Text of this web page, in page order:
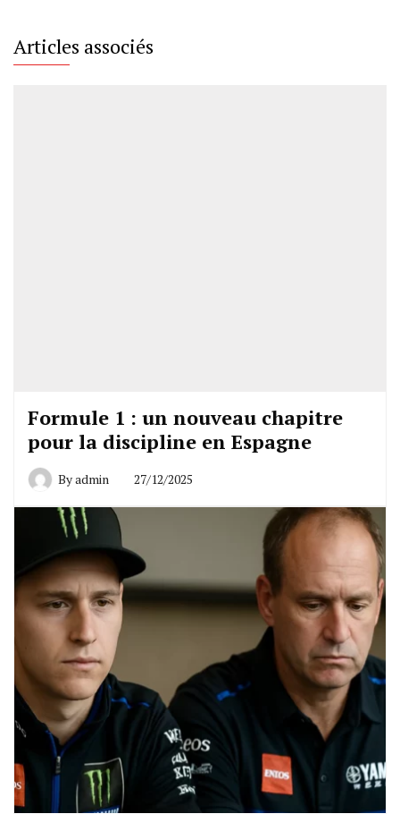
Articles associés
Formule 1 : un nouveau chapitre
pour la discipline en Espagne
Byadmin 27/12/2025